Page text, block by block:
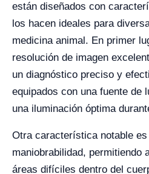
están diseñados con
los hacen ideales para
medicina animal. En primer
resolución de imagen
un diagnóstico preciso y
equipados con una fuente de
una iluminación óptima
Otra característica notable
maniobrabilidad, permitiendo
áreas difíciles dentro del